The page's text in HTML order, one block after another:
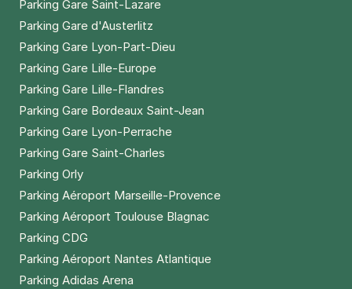
Parking Gare Saint-Lazare
Parking Gare d'Austerlitz
Parking Gare Lyon-Part-Dieu
Parking Gare Lille-Europe
Parking Gare Lille-Flandres
Parking Gare Bordeaux Saint-Jean
Parking Gare Lyon-Perrache
Parking Gare Saint-Charles
Parking Orly
Parking Aéroport Marseille-Provence
Parking Aéroport Toulouse Blagnac
Parking CDG
Parking Aéroport Nantes Atlantique
Parking Adidas Arena